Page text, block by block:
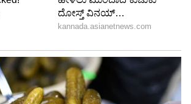
ಪೊಲೀಸರಿಗೆ ಹಿಡಿದುಕೊಟ್ಟ ಈ
ಭಾರಿ ಚರ್ಚೆಗೆ
ಆರಂಭವಾಗುತ್ತದೆ ಮತ್ತು
ಒಂದು ದೊಡ್ಡ ಎಚ್ಚರಿಕೆಯಾಗಿದೆ.